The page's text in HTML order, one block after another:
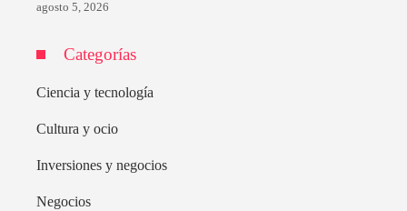
agosto 5, 2026
Categorías
Ciencia y tecnología
Cultura y ocio
Inversiones y negocios
Negocios